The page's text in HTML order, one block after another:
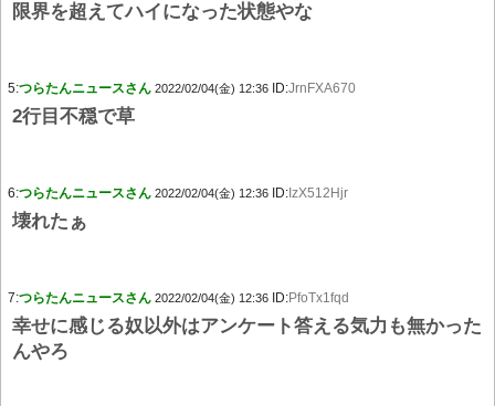
限界を超えてハイになった状態やな
5:つらたんニュースさん 2022/02/04(金) 12:36 ID:JrnFXA670
2行目不穏で草
6:つらたんニュースさん 2022/02/04(金) 12:36 ID: IzX512Hjr
壊れたぁ
7:つらたんニュースさん 2022/02/04(金) 12:36 ID:PfoTx1fqd
幸せに感じる奴以外はアンケート答える気力も無かった
んやろ